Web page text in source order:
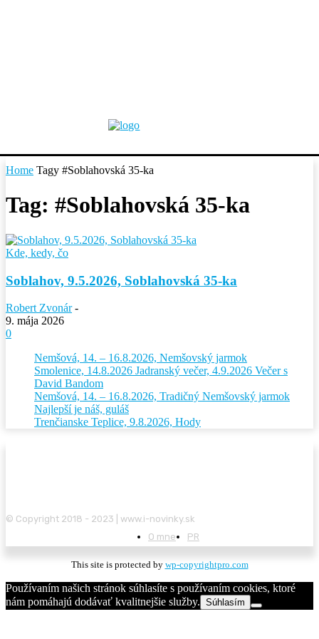
Home Tagy #Soblahovská 35-ka
Tag: #Soblahovská 35-ka
Kde, kedy, čo
Soblahov, 9.5.2026, Soblahovská 35-ka
Robert Zvonár -
9. mája 2026
0
Nemšová, 14. – 16.8.2026, Nemšovský jarmok
Smolenice, 14.8.2026 Jadranský večer, 4.9.2026 Večer s
David Bandom
Nemšová, 14. – 16.8.2026, Tradičný Nemšovský jarmok
Najlepší je náš, guláš
Trenčianske Teplice, 9.8.2026, Hody
© Copyright 2018 - 2023 | www.i-novinky.sk
O mne
PR
This site is protected by wp-copyrightpro.com
Používaním našich stránok súhlasíte s používaním cookies, ktoré
nám pomáhajú dodávať kvalitnejšie služby. Súhlasím